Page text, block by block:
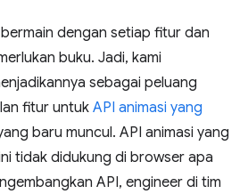
dengan setiap fitur dan
buku. Jadi, kami
sebagai peluang
fitur untukAPI animasi yang
baru muncul. API animasi yang
tidak didukung di browser apa
API, engineer di tim